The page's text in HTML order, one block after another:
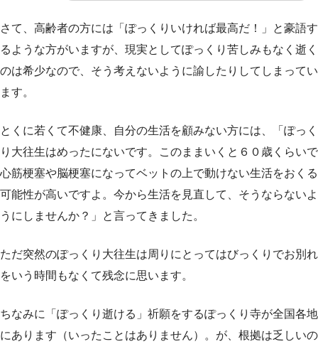
さて、高齢者の方には「ぽっくりいければ最高だ！」と豪語す
るような方がいますが、現実としてぽっくり苦しみもなく逝く
のは希少なので、そう考えないように諭したりしてしまってい
ます。
とくに若くて不健康、自分の生活を顧みない方には、「ぽっく
り大往生はめったにないです。このままいくと６０歳くらいで
心筋梗塞や脳梗塞になってベットの上で動けない生活をおくる
可能性が高いですよ。今から生活を見直して、そうならないよ
うにしませんか？」と言ってきました。
ただ突然のぽっくり大往生は周りにとってはびっくりでお別れ
をいう時間もなくて残念に思います。
ちなみに「ぽっくり逝ける」祈願をするぽっくり寺が全国各地
にあります（いったことはありません）。が、根拠は乏しいの